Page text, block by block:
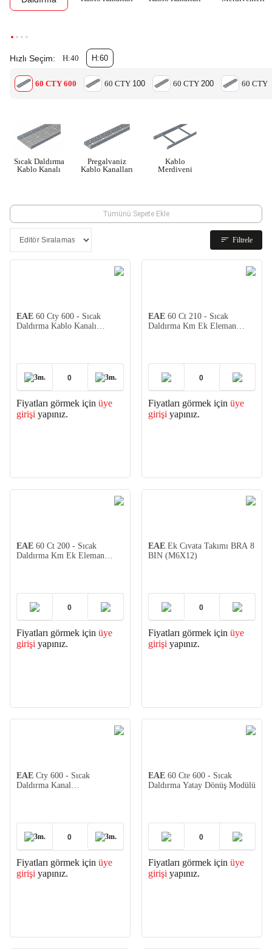
Hızlı Seçim: H:40 H:60
60 CTY 600 60 CTY 100 60 CTY 200 60 CTY
Sıcak Daldırma
Kablo Kanalı
Pregalvaniz
Kablo Kanalları
Kablo
Merdiveni
Tümünü Sepete Ekle
Filtrele
EAE 60 Cty 600 - Sıcak
Daldırma Kablo Kanalı
3m.
3m.
Fiyatları görmek için üye
girişi yapınız.
EAE 60 Ct 210 - Sıcak
Daldırma Km Ek Eleman
Fiyatları görmek için üye
girişi yapınız.
EAE 60 Ct 200 - Sıcak
Daldırma Km Ek Eleman
Fiyatları görmek için üye
girişi yapınız.
EAE Ek Cıvata Takımı BRA 8
BIN (M6X12)
Fiyatları görmek için üye
girişi yapınız.
EAE Cty 600 - Sıcak
Daldırma Kanal
3m.
3m.
Fiyatları görmek için üye
girişi yapınız.
EAE 60 Cte 600 - Sıcak
Daldırma Yatay Dönüş Modülü
Fiyatları görmek için üye
girişi yapınız.